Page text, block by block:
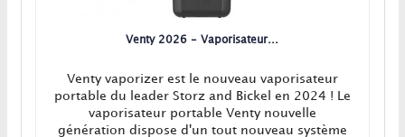
Venty 2026 - Vaporisateur...
Venty vaporizer est le nouveau vaporisateur
portable du leader Storz and Bickel en 2024 ! Le
vaporisateur portable Venty nouvelle
génération dispose d'un tout nouveau système